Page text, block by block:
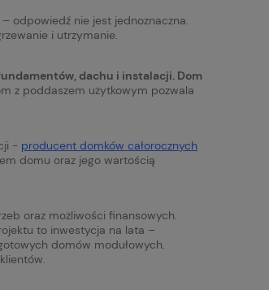
odpowiedź nie jest jednoznaczna.
i utrzymanie.
dachu i instalacji. Dom
z poddaszem użytkowym pozwala
- producent domków całorocznych
domu oraz jego wartością
oraz możliwości finansowych.
to inwestycja na lata –
domów modułowych.